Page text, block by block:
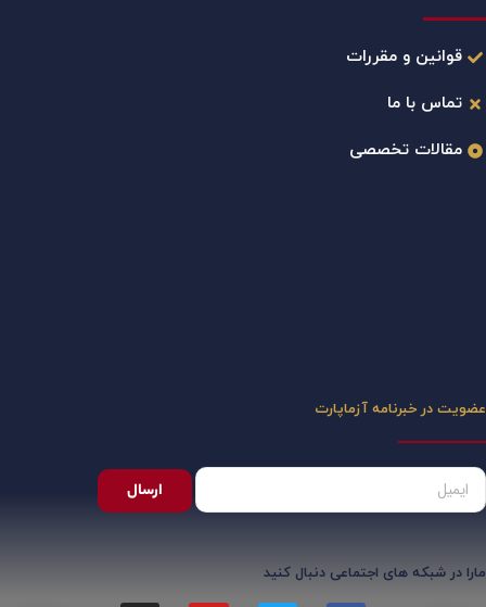
قوانین و مقررات
تماس با ما
مقالات تخصصی
عضویت در خبرنامه آزماپارت
ارسال
مارا در شبکه های اجتماعی دنبال کنید